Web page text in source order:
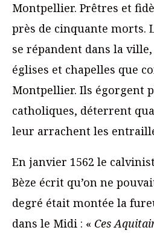
Montpellier. Prêtres et
près de cinquante morts.
se répandent dans la
églises et chapelles que
Montpellier. Ils égorgent
catholiques, déterrent
leur arrachent les
En janvier 1562 le
Bèze écrit qu’on ne
degré était montée la
dans le Midi : « Ces